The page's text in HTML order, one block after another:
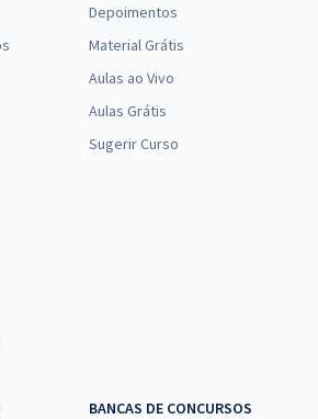
Depoimentos
Material Grátis
Aulas ao Vivo
Aulas Grátis
Sugerir Curso
BANCAS DE CONCURSOS